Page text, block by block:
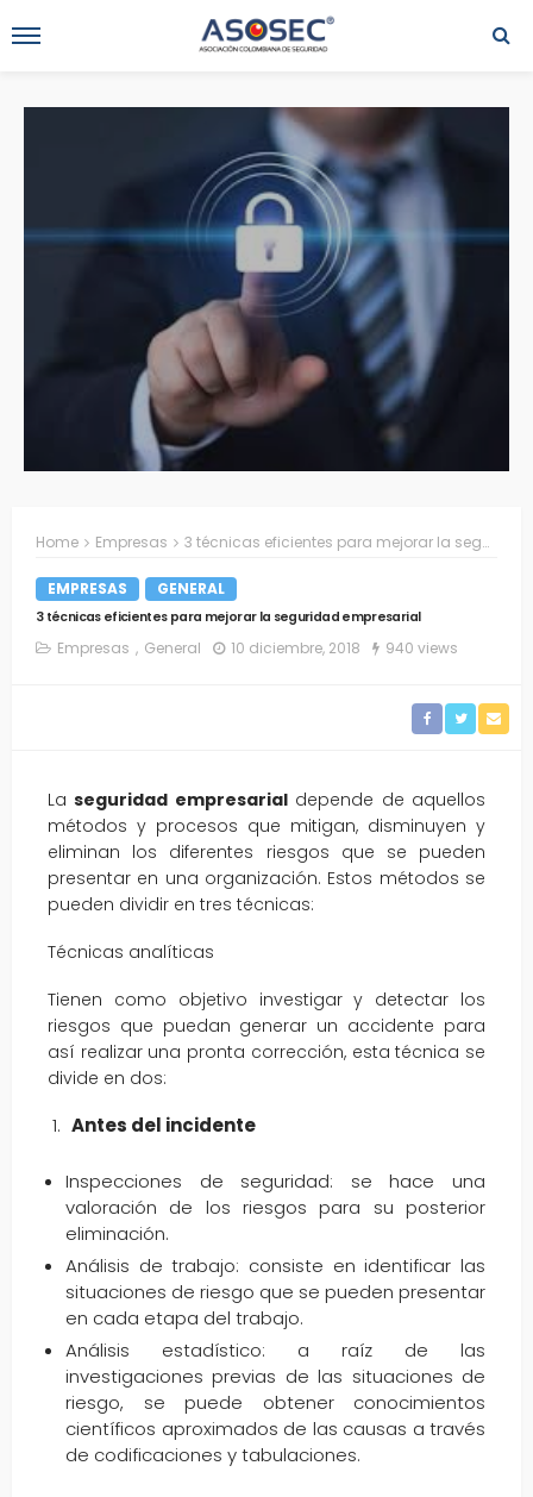
Home Empresas 3 técnicas eficientes para mejorar la seguridad empresarial
EMPRESAS GENERAL
3 técnicas eficientes para mejorar la seguridad empresarial
Empresas General 10 diciembre, 2018 940 views
Laseguridad empresarialdepende de aquellos
métodos y procesos que mitigan, disminuyen y
eliminan los diferentes riesgos que se pueden
presentar en una organización. Estos métodos se
pueden dividir en tres técnicas:
Técnicas analíticas
Tienen como objetivo investigar y detectar los
riesgos que puedan generar un accidente para
así realizar una pronta corrección, esta técnica se
divide en dos:
Antes del incidente
Inspecciones de seguridad: se hace una
valoración de los riesgos para su posterior
eliminación.
Análisis de trabajo: consiste en identificar las
situaciones de riesgo que se pueden presentar
en cada etapa del trabajo.
Análisis estadístico: a raíz de las
investigaciones previas de las situaciones de
riesgo, se puede obtener conocimientos
científicos aproximados de las causas a través
de codificaciones y tabulaciones.